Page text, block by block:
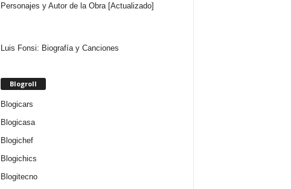
Personajes y Autor de la Obra [Actualizado]
Luis Fonsi: Biografía y Canciones
Blogroll
Blogicars
Blogicasa
Blogichef
Blogichics
Blogitecno